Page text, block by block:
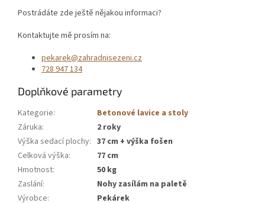
Postrádáte zde ještě nějakou informaci?
Kontaktujte mě prosím na:
pekarek@zahradnisezeni.cz
728 947 134
Doplňkové parametry
Kategorie:
Betonové lavice a stoly
Záruka:
2 roky
Výška sedací plochy: 37 cm + výška fošen
Celková výška:
77 cm
Hmotnost:
50 kg
Zaslání:
Nohy zasílám na paletě
Výrobce:
Pekárek